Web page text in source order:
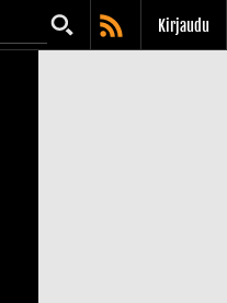
Kirjaudu